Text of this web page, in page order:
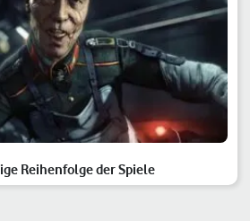
Reihenfolge der Spiele